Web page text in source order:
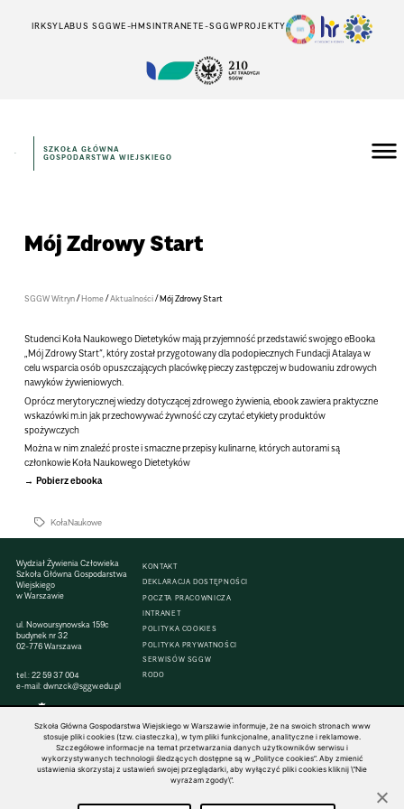
IRKSYLABUS SGGWE-HMSINTRANETE-SGGWPROJEKTY
SZKOŁA GŁÓWNA
GOSPODARSTWA WIEJSKIEGO
Mój Zdrowy Start
SGGW Witryn/Home/Aktualności/Mój Zdrowy Start
Studenci Koła Naukowego Dietetyków mają przyjemność przedstawić swojego eBooka
„Mój Zdrowy Start”, który został przygotowany dla podopiecznych Fundacji Atalaya w
celu wsparcia osób opuszczających placówkę pieczy zastępczej w budowaniu zdrowych
nawyków żywieniowych.
Oprócz merytorycznej wiedzy dotyczącej zdrowego żywienia, ebook zawiera praktyczne
wskazówki m.in jak przechowywać żywność czy czytać etykiety produktów
spożywczych
Można w nim znaleźć proste i smaczne przepisy kulinarne, których autorami są
członkowie Koła Naukowego Dietetyków
Pobierz ebooka
KołaNaukowe
Wydział Żywienia Człowieka
Szkoła Główna Gospodarstwa
Wiejskiego
w Warszawie
ul. Nowoursynowska 159c
budynek nr 32
02-776 Warszawa
tel.:22 59 37 004
e-mail:dwnzck@sggw.edu.pl
KONTAKT
DEKLARACJA DOSTĘPNOŚCI
POCZTA PRACOWNICZA
INTRANET
POLITYKA COOKIES
POLITYKA PRYWATNOŚCI
SERWISÓW SGGW
RODO
© 1816–2026 SGGW — ALL RIGHTS RESERVED
Szkoła Główna Gospodarstwa Wiejskiego w Warszawie informuje, że na swoich stronach www
stosuje pliki cookies (tzw. ciasteczka), w tym pliki funkcjonalne, analityczne i reklamowe.
Szczegółowe informacje na temat przetwarzania danych użytkowników serwisu i
wykorzystywanych technologii śledzących dostępne są w „Polityce cookies”. Aby zmienić
ustawienia skorzystaj z ustawień swojej przeglądarki, aby wyłączyć pliki cookies kliknij \"Nie
wyrażam zgody\".